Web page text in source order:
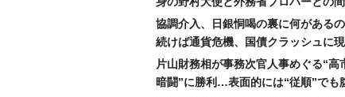
協調介入、日銀恫喝の裏に何がある
続けば通貨危機、国債クラッシュに
片山財務相が事務次官人事めぐる“高
暗闘”に勝利…表面的には“従順”でも